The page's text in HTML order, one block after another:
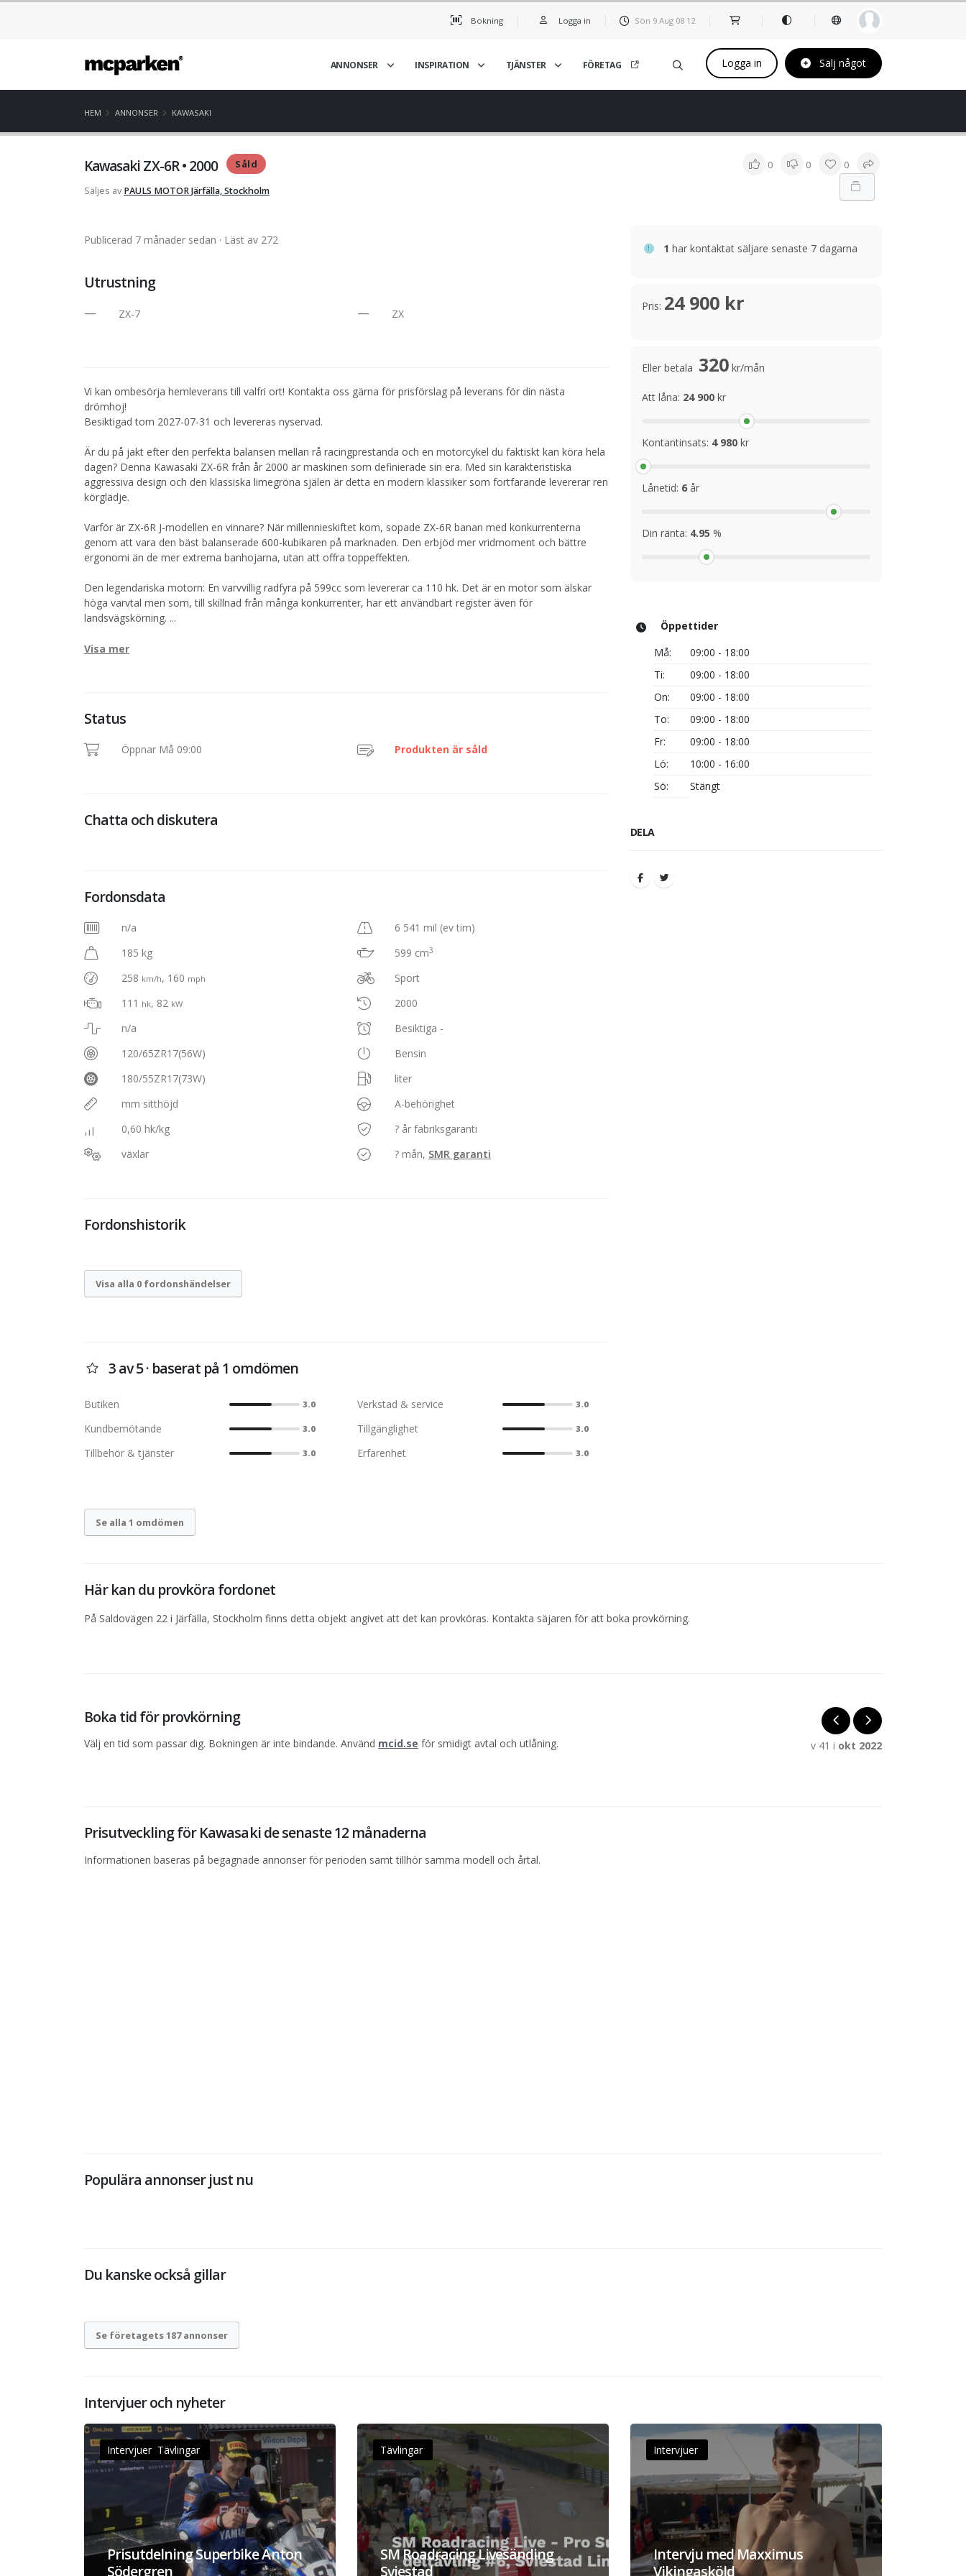
Bokning Logga in Sön 9 Aug 08 12
ANNONSER INSPIRATION TJÄNSTER FÖRETAG Logga in Sälj något
HEM ANNONSER KAWASAKI
Kawasaki ZX-6R • 2000 Såld 0 0 0
Säljes av PAULS MOTORJärfälla, Stockholm
Publicerad 7 månader sedan · Läst av 272
Utrustning
ZX-7 ZX
Vi kan ombesörja hemleverans till valfri ort! Kontakta oss gärna för prisförslag på leverans för din nästa
drömhoj!
Besiktigad tom 2027-07-31 och levereras nyservad.
Är du på jakt efter den perfekta balansen mellan rå racingprestanda och en motorcykel du faktiskt kan köra hela
dagen? Denna Kawasaki ZX-6R från år 2000 är maskinen som definierade sin era. Med sin karakteristiska
aggressiva design och den klassiska limegröna själen är detta en modern klassiker som fortfarande levererar ren
körglädje.
Varför är ZX-6R J-modellen en vinnare? När millennieskiftet kom, sopade ZX-6R banan med konkurrenterna
genom att vara den bäst balanserade 600-kubikaren på marknaden. Den erbjöd mer vridmoment och bättre
ergonomi än de mer extrema banhojarna, utan att offra toppeffekten.
Den legendariska motorn: En varvvillig radfyra på 599cc som levererar ca 110 hk. Det är en motor som älskar
höga varvtal men som, till skillnad från många konkurrenter, har ett användbart register även för
landsvägskörning. ...
Visa mer
Status
Öppnar Må 09:00 Produkten är såld
Chatta och diskutera
Fordonsdata
n/a
185 kg
258 km/h, 160 mph
111 hk, 82 kW
n/a
120/65ZR17(56W)
180/55ZR17(73W)
mm sitthöjd
0,60 hk/kg
växlar
6 541 mil (ev tim)
599 cm3
Sport
2000
Besiktiga -
Bensin
liter
A-behörighet
? år fabriksgaranti
? mån, SMR garanti
Fordonshistorik
Visa alla 0 fordonshändelser
3 av 5 · baserat på 1 omdömen
Butiken 3.0 Verkstad & service 3.0
Kundbemötande 3.0 Tillgänglighet 3.0
Tillbehör & tjänster 3.0 Erfarenhet 3.0
Se alla 1 omdömen
1 har kontaktat säljare senaste 7 dagarna
Pris: 24 900 kr
Eller betala 320 kr/mån
Att låna: 24 900 kr
Kontantinsats: 4 980 kr
Lånetid: 6 år
Din ränta: 4.95 %
Öppettider
Må:
09:00 - 18:00
Ti:
09:00 - 18:00
On:
09:00 - 18:00
To:
09:00 - 18:00
Fr:
09:00 - 18:00
Lö:
10:00 - 16:00
Sö:
Stängt
DELA
Här kan du provköra fordonet
På Saldovägen 22 i Järfälla, Stockholm finns detta objekt angivet att det kan provköras. Kontakta säjaren för att boka provkörning.
Boka tid för provkörning
Välj en tid som passar dig. Bokningen är inte bindande. Använd mcid.se för smidigt avtal och utlåning. v 41 i okt 2022
Prisutveckling för Kawasaki de senaste 12 månaderna
Informationen baseras på begagnade annonser för perioden samt tillhör samma modell och årtal.
Populära annonser just nu
Du kanske också gillar
Se företagets 187 annonser
Intervjuer och nyheter
Intervjuer Tävlingar
Prisutdelning Superbike Anton
Södergren
Tävlingar
SM Roadracing Livesänding
Sviestad
Intervjuer
Intervju med Maxximus
Vikingasköld